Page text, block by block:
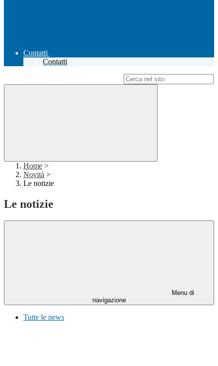
Contatti
Contatti
Home >
Novità >
Le notizie
Le notizie
Menu di
navigazione
Tutte le news